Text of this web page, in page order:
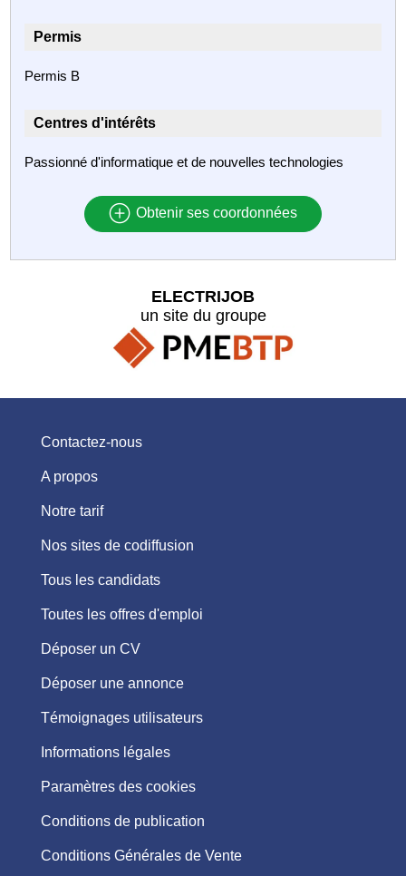
Permis
Permis B
Centres d'intérêts
Passionné d'informatique et de nouvelles technologies
Obtenir ses coordonnées
ELECTRIJOB
un site du groupe
Contactez-nous
A propos
Notre tarif
Nos sites de codiffusion
Tous les candidats
Toutes les offres d'emploi
Déposer un CV
Déposer une annonce
Témoignages utilisateurs
Informations légales
Paramètres des cookies
Conditions de publication
Conditions Générales de Vente